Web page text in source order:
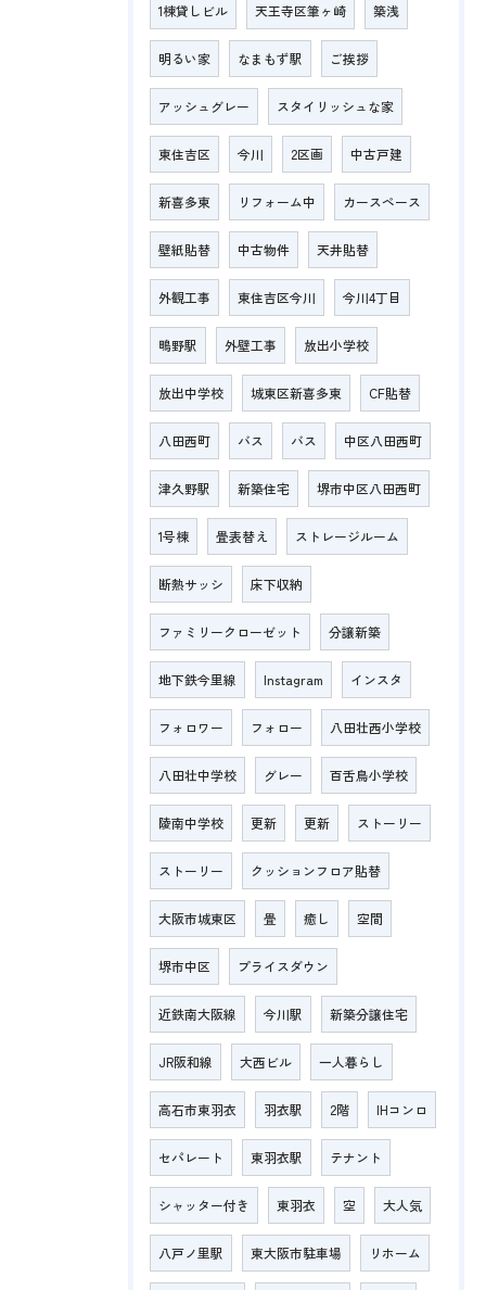
1棟貸しビル 天王寺区筆ヶ崎 築浅
明るい家 なまもず駅 ご挨拶
アッシュグレー スタイリッシュな家
東住吉区 今川 2区画 中古戸建
新喜多東 リフォーム中 カースペース
壁紙貼替 中古物件 天井貼替
外観工事 東住吉区今川 今川4丁目
鴫野駅 外壁工事 放出小学校
放出中学校 城東区新喜多東 CF貼替
八田西町 バス バス 中区八田西町
津久野駅 新築住宅 堺市中区八田西町
1号棟 畳表替え ストレージルーム
断熱サッシ 床下収納
ファミリークローゼット 分譲新築
地下鉄今里線 Instagram インスタ
フォロワー フォロー 八田壮西小学校
八田壮中学校 グレー 百舌鳥小学校
陵南中学校 更新 更新 ストーリー
ストーリー クッションフロア貼替
大阪市城東区 畳 癒し 空間
堺市中区 プライスダウン
近鉄南大阪線 今川駅 新築分譲住宅
JR阪和線 大西ビル 一人暮らし
高石市東羽衣 羽衣駅 2階 IHコンロ
セパレート 東羽衣駅 テナント
シャッター付き 東羽衣 空 大人気
八戸ノ里駅 東大阪市駐車場 リホーム